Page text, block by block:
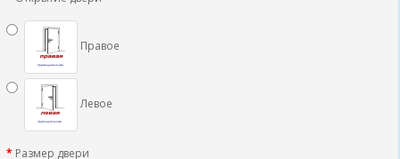
Правое
Левое
Размер двери